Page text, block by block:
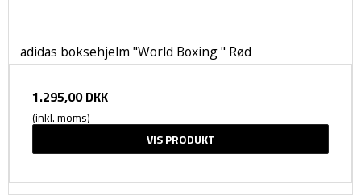
adidas boksehjelm "World Boxing " Rød
1.295,00 DKK
(inkl. moms)
VIS PRODUKT